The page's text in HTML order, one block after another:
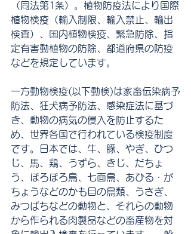
（同法第1条）。植物防疫法により国際
植物検疫（輸入制限、輸入禁止、輸出
検査）、国内植物検疫、緊急防除、指
定有害動植物の防除、都道府県の防疫
などを規定しています。
一方動物検疫(以下動検)は家畜伝染病予
防法、狂犬病予防法、感染症法に基づ
き、動物の病気の侵入を防止するた
め、世界各国で行われている検疫制度
です。日本では、牛、豚、やぎ、ひつ
じ、馬、鶏、うずら、きじ、だちょ
う、ほろほろ鳥、七面鳥、あひる・が
ちょうなどのかも目の鳥類、うさぎ、
みつばちなどの動物と、それらの動物
から作られる肉製品などの畜産物を対